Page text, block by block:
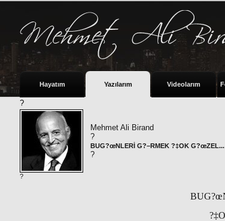
Hayatım Yazılarım Videolarım
?
Mehmet Ali Birand
?
BUG?œNLERİ G?–RMEK ?‡OK G?œZEL...
?
?